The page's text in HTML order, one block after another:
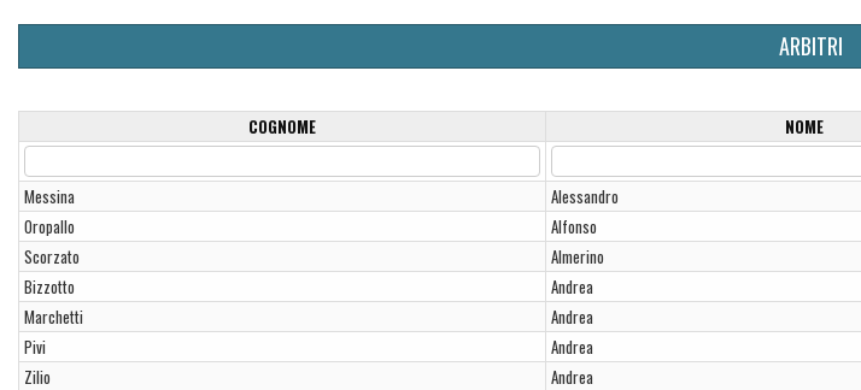
ARBITRI
COGNOME NOME
Messina
Alessandro
Oropallo
Alfonso
Scorzato
Almerino
Bizzotto
Andrea
Marchetti
Andrea
Pivi
Andrea
Zilio
Andrea